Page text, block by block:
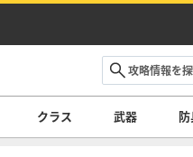
クラス 武器